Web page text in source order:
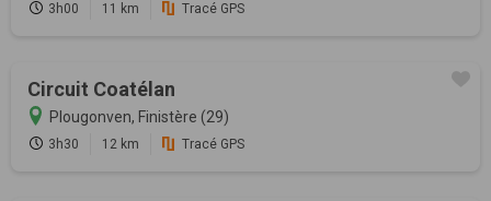
3h00 11 km Tracé GPS
Circuit Coatélan
Plougonven, Finistère (29)
3h30 12 km Tracé GPS